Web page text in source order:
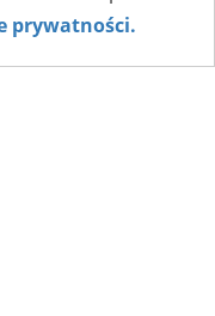
prywatności.